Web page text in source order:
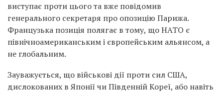
виступає проти цього та вже повідомив
генерального секретаря про опозицію Парижа.
Французька позиція полягає в тому, що НАТО є
північноамериканським і європейським альянсом, а
не глобальним.
Зауважується, що військові дії проти сил США,
дислокованих в Японії чи Південній Кореї, або навіть